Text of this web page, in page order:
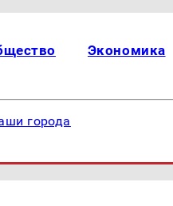
Экономика
города